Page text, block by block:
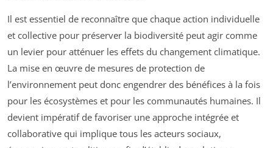
Il est essentiel de reconnaître que chaque action individuelle
et collective pour préserver la biodiversité peut agir comme
un levier pour atténuer les effets du changement climatique.
La mise en œuvre de mesures de protection de
l’environnement peut donc engendrer des bénéfices à la fois
pour les écosystèmes et pour les communautés humaines. Il
devient impératif de favoriser une approche intégrée et
collaborative qui implique tous les acteurs sociaux,